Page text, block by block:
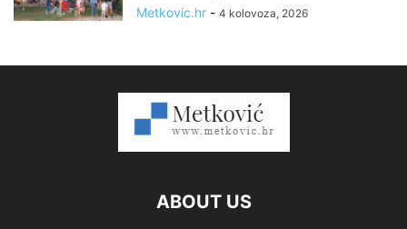
Metkovic.hr - 4 kolovoza, 2026
ABOUT US